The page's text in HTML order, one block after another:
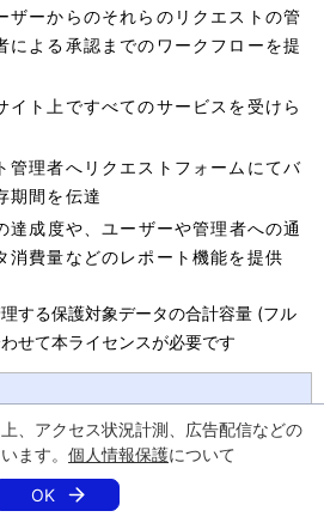
、アクセス状況計測、広告配信などの
ます。 個人情報保護について
OK
ザーからのそれらのリクエストの管
による承認までのワークフローを提
イト上ですべてのサービスを受けら
管理者へリクエストフォームにてバ
期間を伝達
達成度や、ユーザーや管理者への通
消費量などのレポート機能を提供
する保護対象データの合計容量 (フル
せて本ライセンスが必要です
Self Service v11.1 ( 1 FRONT END